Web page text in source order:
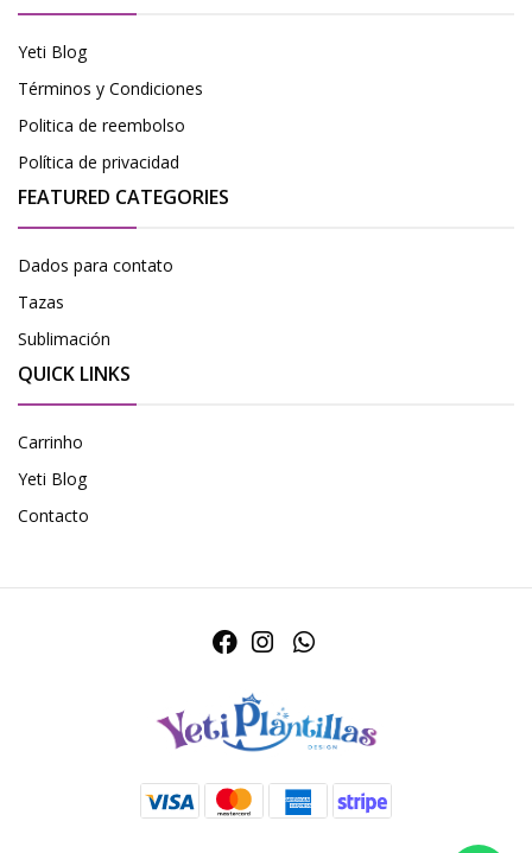
Yeti Blog
Términos y Condiciones
Politica de reembolso
Política de privacidad
FEATURED CATEGORIES
Dados para contato
Tazas
Sublimación
QUICK LINKS
Carrinho
Yeti Blog
Contacto